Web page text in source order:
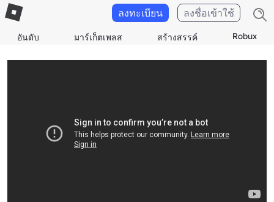
อันดับ มาร์เก็ตเพลส สร้างสรรค์ Robux
ลงทะเบียน ลงชื่อเข้าใช้